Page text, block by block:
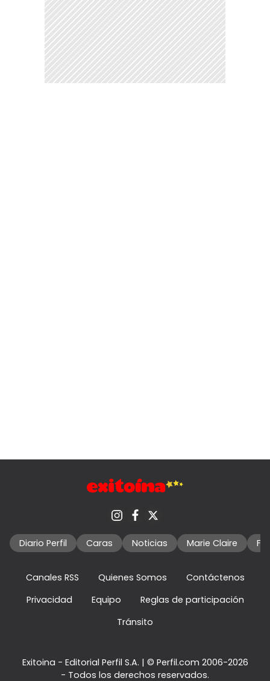
Diario Perfil Caras Noticias Marie Claire
Canales RSS Quienes Somos
Contáctenos
Privacidad
Equipo
Reglas de participación
Tránsito
Exitoina - Editorial Perfil S.A. | © Perfil.com 2006-2026
- Todos los derechos reservados.